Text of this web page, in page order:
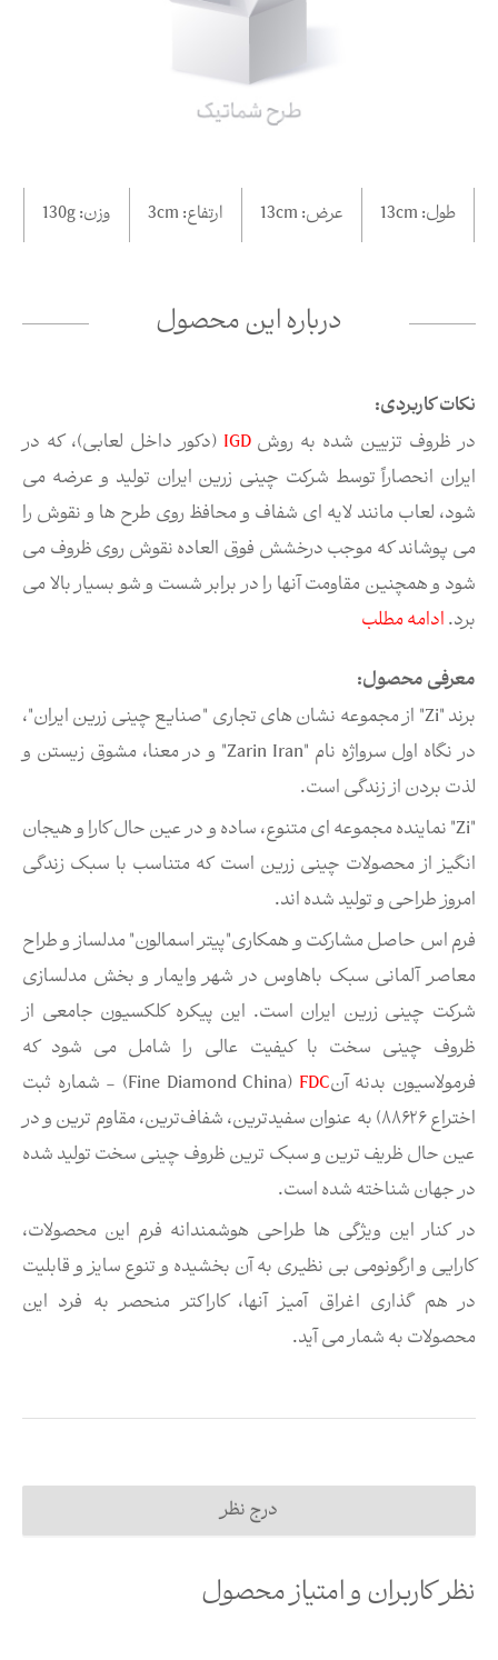
درباره این محصول
نکات کاربردی:
در ظروف تزیین شده به روشIGD (دکور داخل لعابی)، که در
ایران انحصاراً توسط شرکت چینی زرین ایران تولید و عرضه می
شود، لعاب مانند لایه ای شفاف و محافظ روی طرح ها و نقوش را
می پوشاند که موجب درخشش فوق العاده نقوش روی ظروف می
شود و همچنین مقاومت آنها را در برابر شست و شو بسیار بالا می
برد.ادامه مطلب
معرفی محصول:
برند "Zi" از مجموعه نشان های تجاری "صنایع چینی زرین ایران"،
در نگاه اول سرواژه نام "Zarin Iran" و در معنا، مشوق زیستن و
لذت بردن از زندگی است.
"Zi" نماینده مجموعه ای متنوع، ساده و در عین حال کارا و هیجان
انگیز از محصولات چینی زرین است که متناسب با سبک زندگی
امروز طراحی و تولید شده اند.
فرم اس حاصل مشارکت و همکاری"پیتر اسمالون" مدلساز و طراح
معاصر آلمانی سبک باهاوس در شهر وایمار و بخش مدلسازی
شركت چینی زرین ایران است. این پیکره کلکسیون جامعی از
ظروف چینی سخت با کیفیت عالی را شامل می شود که
فرمولاسیون بدنه آنFDC
(Fine Diamond China) - شماره ثبت
اختراع ۸۸۶۲۶) به عنوان سفیدترین، شفاف‌ترین، مقاوم ترین و در
عین حال ظریف ترین و سبک ترین ظروف چینی سخت تولید شده
در جهان شناخته شده است.
در کنار این ویژگی ها طراحی هوشمندانه فرم این محصولات،
کارایی و ارگونومی بی نظیری به آن بخشیده و تنوع سایز و قابلیت
در هم گذاری اغراق آمیز آنها، کاراکتر منحصر به فرد این
محصولات به شمار می آید.
طول: 13cm عرض: 13cm ارتفاع: 3cm وزن:130g
نظر کاربران و امتیاز محصول
درج نظر